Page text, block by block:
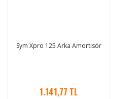
Sym Xpro 125 Arka Amortisör
1.141,77 TL